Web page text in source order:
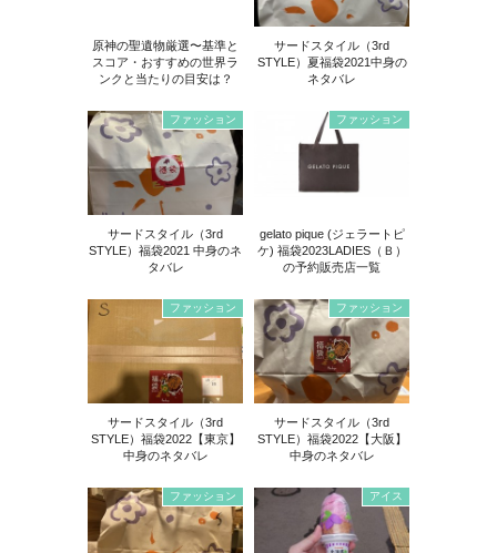
原神の聖遺物厳選〜基準と
スコア・おすすめの世界ラ
ンクと当たりの目安は？
サードスタイル（3rd
STYLE）夏福袋2021中身の
ネタバレ
ファッション
サードスタイル（3rd
STYLE）福袋2021 中身のネ
タバレ
ファッション
gelato pique (ジェラートピ
ケ) 福袋2023LADIES（Ｂ）
の予約販売店一覧
ファッション
サードスタイル（3rd
STYLE）福袋2022【東京】
中身のネタバレ
ファッション
サードスタイル（3rd
STYLE）福袋2022【大阪】
中身のネタバレ
ファッション アイス